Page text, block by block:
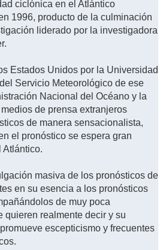
ciclónica en el Atlántico
1996, producto de la culminación
liderado por la investigadora
Estados Unidos por la Universidad
Servicio Meteorológico de ese
Nacional del Océano y la
de prensa extranjeros
de manera sensacionalista,
el pronóstico se espera gran
Atlántico.
masiva de los pronósticos de
en su esencia a los pronósticos
de muy poca
quieren realmente decir y su
escepticismo y frecuentes